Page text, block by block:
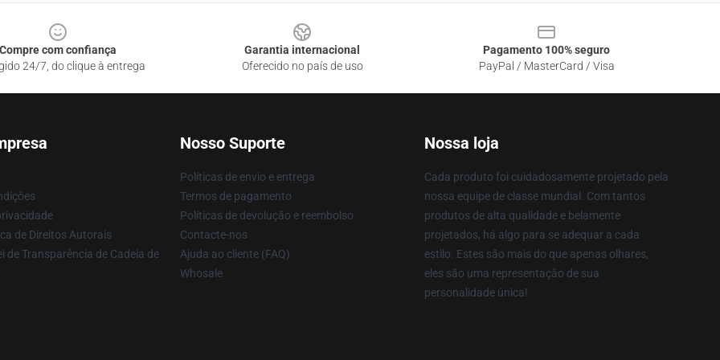
Compre com confiança
24/7, do clique à entrega
Garantia internacional
Oferecido no país de uso
Pagamento 100% seguro
PayPal / MasterCard / Visa
de Direitos Autorais
de Transparência de Cadeia de
Nosso Suporte
Políticas de envio e entrega
Termos de pagamento
Políticas de devolução e reembolso
Contacte-nos
Ajuda ao cliente (FAQ)
Whosale
Nossa loja
Cada produto foi cuidadosamente projetado pela
nossa equipe de classe mundial. Com tantos
produtos de alta qualidade e belamente
projetados, há algo para se adequar a cada
estilo. Estes são mais do que apenas olhares,
eles são uma representação de sua
personalidade única!